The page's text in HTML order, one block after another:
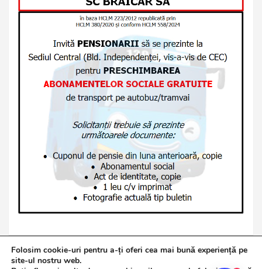
Folosim cookie-uri pentru a-ți oferi cea mai bună experiență pe
site-ul nostru web.